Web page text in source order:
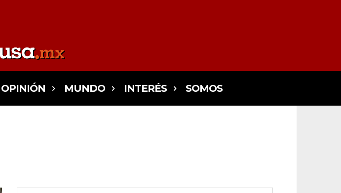
OPINIÓN MUNDO INTERÉS SOMOS